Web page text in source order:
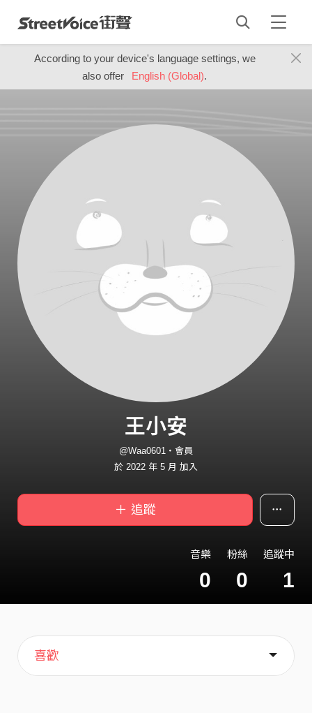
According to your device's language settings, we
also offer
English (Global).
王小安
@Waa0601・會員
於 2022 年 5 月 加入
＋ 追蹤
音樂
0
粉絲
0
追蹤中
1
主頁
喜歡
關於